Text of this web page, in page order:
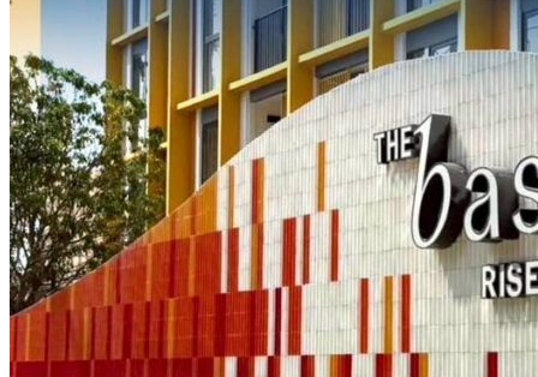
ปูนกาวยาเเนวเวเบอร์
ผลงานกระเบื้อง
กระเบื้องเลียนแบบหินธรรมชาติ
ผลงานกระเบื้องลายโบราณ
ผลงานกระเบื้องสระว่ายนํ้า
กระเบื้องลายไม้
กระเบื้องลายหินอ่อน
คอนกรีตบล็อก
กระเบื้องเคนไซ
กระเบื้องพอร์ชเลน เลียนเเบบหินธรรมชาติ
บทความ
Catalog
คำนวณกระเบื้อง